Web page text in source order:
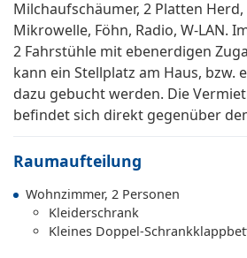
Milchaufschäumer, 2 Platten
Mikrowelle, Föhn, Radio, W-LAN.
2 Fahrstühle mit ebenerdigen
kann ein Stellplatz am Haus, bzw.
dazu gebucht werden. Die
befindet sich direkt gegenüber
Raumaufteilung
Wohnzimmer, 2 Personen
Kleiderschrank
Kleines Doppel-